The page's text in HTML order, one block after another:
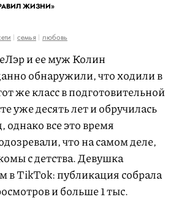
ЖИЗНИ»
семья любовь
и ее муж Колин
обнаружили, что ходили в
же класс в подготовительной
уже десять лет и обручилась
однако все это время
что на самом деле,
с детства. Девушка
в TikTok: публикация собрала
и больше 1 тыс.